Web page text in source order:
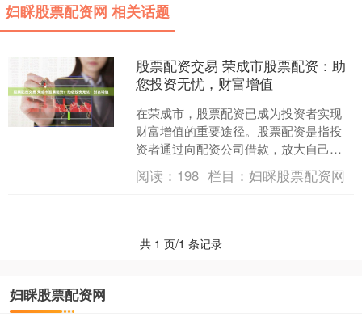
妇睬股票配资网 相关话题
股票配资交易 荣成市股票配资：助
您投资无忧，财富增值
在荣成市，股票配资已成为投资者实现
财富增值的重要途径。股票配资是指投
资者通过向配资公司借款，放大自己的
资金规模，从而提高投资收益率的一种
融资方式。 * **爆仓....
阅读： 198 栏目：妇睬股票配资网
共 1 页/1 条记录
妇睬股票配资网